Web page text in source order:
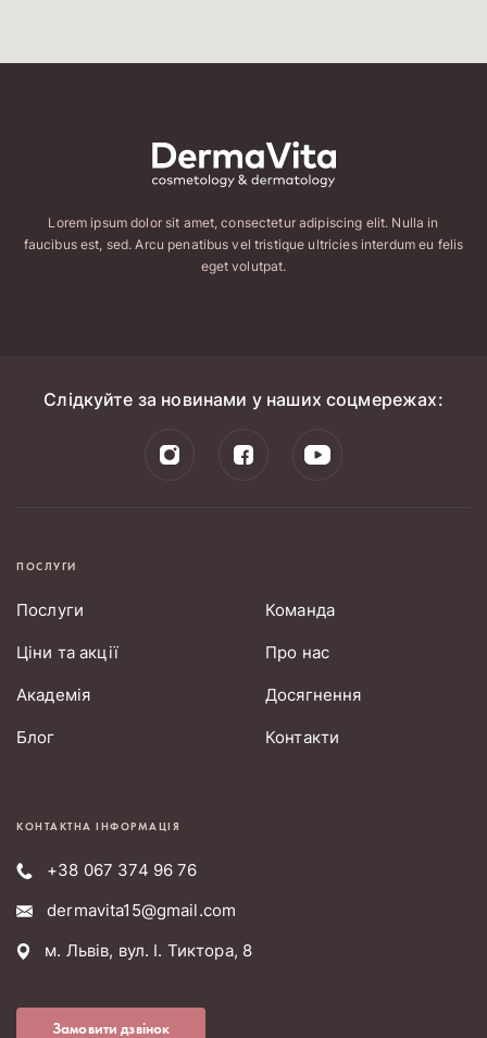
Lorem ipsum dolor sit amet, consectetur adipiscing elit. Nulla in
faucibus est, sed. Arcu penatibus vel tristique ultricies interdum eu felis
eget volutpat.
Слідкуйте за новинами у наших соцмережах:
ПОСЛУГИ
Послуги
Ціни та акції
Академія
Блог
Команда
Про нас
Досягнення
Контакти
КОНТАКТНА ІНФОРМАЦІЯ
+38 067 374 96 76
dermavita15@gmail.com
м. Львів, вул. І. Тиктора, 8
Замовити дзвінок